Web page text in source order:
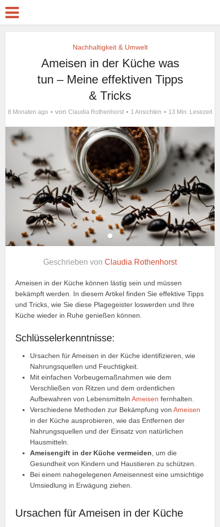
Nachhaltigkeit & Umwelt
Ameisen in der Küche was
tun – Meine effektiven Tipps
& Tricks
8 Monaten ago von Claudia Rothenhorst 1 Ansichten 13 Min. Lesezeit
Geschrieben von Claudia Rothenhorst
Ameisen in der Küche können lästig sein und müssen
bekämpft werden. In diesem Artikel finden Sie effektive Tipps
und Tricks, wie Sie diese Plagegeister loswerden und Ihre
Küche wieder in Ruhe genießen können.
Schlüsselerkenntnisse:
Ursachen für Ameisen in der Küche identifizieren, wie
Nahrungsquellen und Feuchtigkeit.
Mit einfachen Vorbeugemaßnahmen wie dem
Verschließen von Ritzen und dem ordentlichen
Aufbewahren von LebensmittelnAmeisen fernhalten.
Verschiedene Methoden zur Bekämpfung vonAmeisen
in der Küche ausprobieren, wie das Entfernen der
Nahrungsquellen und der Einsatz von natürlichen
Hausmitteln.
Ameisengift in der Küche vermeiden, um die
Gesundheit von Kindern und Haustieren zu schützen.
Bei einem nahegelegenen Ameisennest eine umsichtige
Umsiedlung in Erwägung ziehen.
Ursachen für Ameisen in der Küche